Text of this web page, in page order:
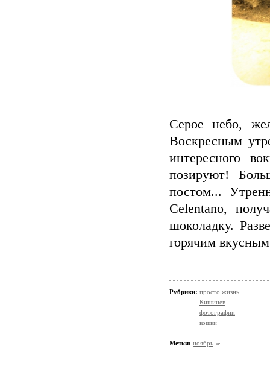
Серое небо,
Воскресным
интересного
позируют!
постом...
Celentano,
шоколадку.
горячим
Рубрики: просто жизнь...
Кишинев
фотографии
кошки
Метки: ноябрь